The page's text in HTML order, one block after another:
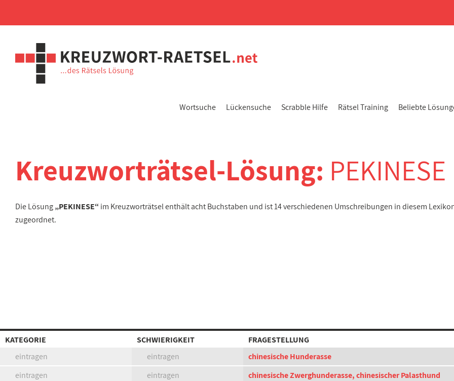
Wortsuche Lückensuche Scrabble Hilfe Rätsel Training Beliebte
Kreuzworträtsel-Lösung: PEKINESE
Die Lösung„PEKINESE“ im Kreuzworträtsel enthält acht Buchstaben und ist 14 verschiedenen Umschreibungen in diesem
zugeordnet.
KATEGORIE SCHWIERIGKEIT
FRAGESTELLUNG
eintragen
eintragen
chinesische Hunderasse
eintragen
eintragen
chinesische Zwerghunderasse, chinesischer Palasthund